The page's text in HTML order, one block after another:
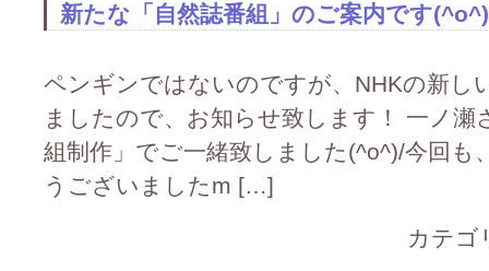
新たな「自然誌番組」のご案内です
ペンギンではないのですが、NHKの新し
ましたので、お知らせ致します！ 一ノ
組制作」でご一緒致しました(^o^)/今回
うございましたm […]
カテゴ